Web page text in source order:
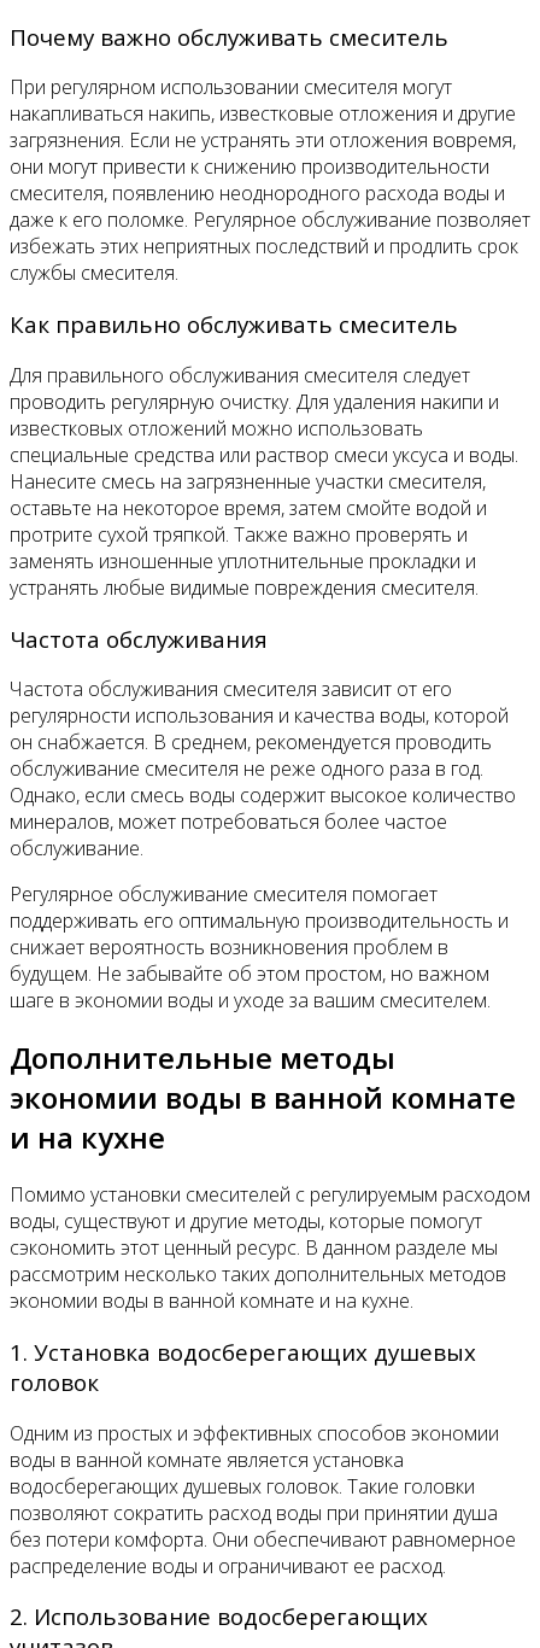
Почему важно обслуживать смеситель
При регулярном использовании смесителя могут
накапливаться накипь, известковые отложения и другие
загрязнения. Если не устранять эти отложения вовремя,
они могут привести к снижению производительности
смесителя, появлению неоднородного расхода воды и
даже к его поломке. Регулярное обслуживание позволяет
избежать этих неприятных последствий и продлить срок
службы смесителя.
Как правильно обслуживать смеситель
Для правильного обслуживания смесителя следует
проводить регулярную очистку. Для удаления накипи и
известковых отложений можно использовать
специальные средства или раствор смеси уксуса и воды.
Нанесите смесь на загрязненные участки смесителя,
оставьте на некоторое время, затем смойте водой и
протрите сухой тряпкой. Также важно проверять и
заменять изношенные уплотнительные прокладки и
устранять любые видимые повреждения смесителя.
Частота обслуживания
Частота обслуживания смесителя зависит от его
регулярности использования и качества воды, которой
он снабжается. В среднем, рекомендуется проводить
обслуживание смесителя не реже одного раза в год.
Однако, если смесь воды содержит высокое количество
минералов, может потребоваться более частое
обслуживание.
Регулярное обслуживание смесителя помогает
поддерживать его оптимальную производительность и
снижает вероятность возникновения проблем в
будущем. Не забывайте об этом простом, но важном
шаге в экономии воды и уходе за вашим смесителем.
Дополнительные методы
экономии воды в ванной комнате
и на кухне
Помимо установки смесителей с регулируемым расходом
воды, существуют и другие методы, которые помогут
сэкономить этот ценный ресурс. В данном разделе мы
рассмотрим несколько таких дополнительных методов
экономии воды в ванной комнате и на кухне.
1. Установка водосберегающих душевых
головок
Одним из простых и эффективных способов экономии
воды в ванной комнате является установка
водосберегающих душевых головок. Такие головки
позволяют сократить расход воды при принятии душа
без потери комфорта. Они обеспечивают равномерное
распределение воды и ограничивают ее расход.
2. Использование водосберегающих